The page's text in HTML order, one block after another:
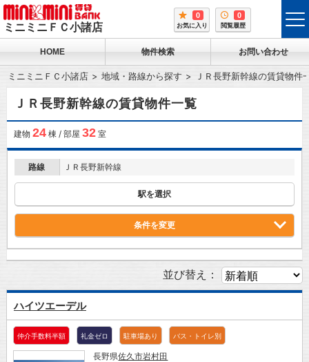
ミニミニＦＣ小諸店
0
お気に入り
0
閲覧履歴
HOME 物件検索 お問い合わせ
ミニミニＦＣ小諸店 地域・路線から探す ＪＲ長野新幹線の賃貸物件
ＪＲ長野新幹線の賃貸物件一覧
建物 24棟 / 部屋 32室
路線 ＪＲ長野新幹線
駅を選択
条件を変更
並び替え：
ハイツエーデル
仲介手数料半額 礼金ゼロ 駐車場あり バス・トイレ別
長野県佐久市岩村田